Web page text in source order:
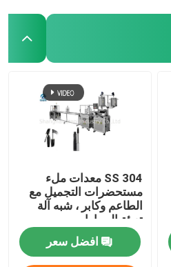
SS 304 معدات ملء
مستحضرات التجميل مع
الطاعم وكابر ، شبه آلة
تعبئة السيارات
افضل سعر